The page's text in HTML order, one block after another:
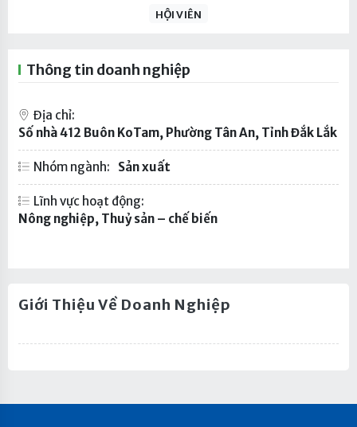
HỘI VIÊN
Thông tin doanh nghiệp
Địa chỉ:
Số nhà 412 Buôn KoTam, Phường Tân An, Tỉnh Đắk Lắk
Nhóm ngành: Sản xuất
Lĩnh vực hoạt động:
Nông nghiệp, Thuỷ sản – chế biến
Giới Thiệu Về Doanh Nghiệp